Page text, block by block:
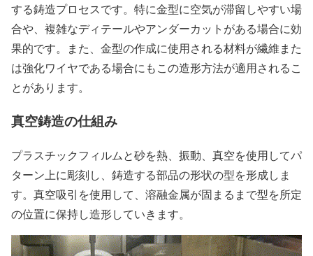
する鋳造プロセスです。特に金型に空気が滞留しやすい場
合や、複雑なディテールやアンダーカットがある場合に効
果的です。また、金型の作成に使用される材料が繊維また
は強化ワイヤである場合にもこの造形方法が適用されるこ
とがあります。
真空鋳造の仕組み
プラスチックフィルムと砂を熱、振動、真空を使用してパ
ターン上に彫刻し、鋳造する部品の形状の型を形成しま
す。真空吸引を使用して、溶融金属が固まるまで型を所定
の位置に保持し造形していきます。